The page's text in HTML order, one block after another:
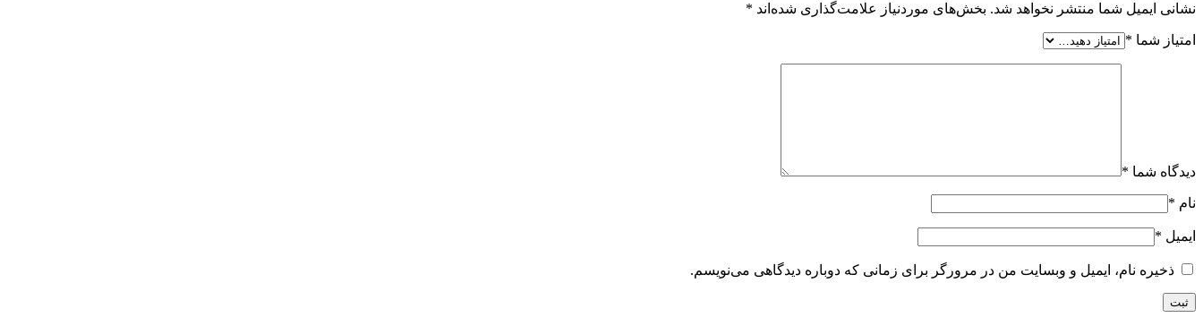
نشانی ایمیل شما منتشر نخواهد شد. بخش‌های موردنیاز علامت‌گذاری شده‌اند *
امتیاز شما *
دیدگاه شما *
نام *
ایمیل *
ذخیره نام، ایمیل و وبسایت من در مرورگر برای زمانی که دوباره دیدگاهی می‌نویسم.